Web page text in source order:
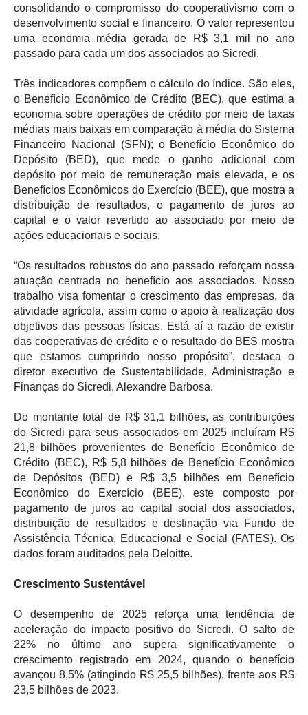
consolidando o compromisso do cooperativismo com o
desenvolvimento social e financeiro. O valor representou
uma economia média gerada de R$ 3,1 mil
no ano
passado para cada um dos associados ao Sicredi.
Três indicadores compõem o cálculo do índice. São eles,
o Benefício Econômico de Crédito (BEC), que estima a
economia sobre operações de crédito por meio de taxas
médias mais baixas em comparação à média do Sistema
Financeiro Nacional (SFN); o Benefício Econômico do
Depósito (BED), que mede o ganho adicional com
depósito por meio de remuneração mais elevada, e os
Benefícios Econômicos do Exercício (BEE), que mostra a
distribuição de resultados, o pagamento de juros ao
capital e o valor revertido ao associado por meio de
ações educacionais e sociais.
“Os resultados robustos do ano passado reforçam nossa
atuação centrada no benefício aos associados. Nosso
trabalho visa fomentar o crescimento das empresas, da
atividade agrícola, assim como o apoio à realização dos
objetivos das pessoas físicas. Está aí a razão de existir
das cooperativas de crédito e o resultado do BES mostra
que estamos cumprindo nosso propósito”, destaca o
diretor executivo de Sustentabilidade, Administração e
Finanças do Sicredi, Alexandre Barbosa.
Do montante total de R$ 31,1 bilhões, as contribuições
do Sicredi para seus associados em 2025 incluíram R$
21,8 bilhões provenientes de Benefício Econômico de
Crédito (BEC), R$ 5,8 bilhões de Benefício Econômico
de Depósitos (BED) e R$ 3,5 bilhões em Benefício
Econômico do Exercício (BEE), este composto por
pagamento de juros ao capital social dos associados,
distribuição de resultados e destinação via Fundo de
Assistência Técnica, Educacional e Social (FATES). Os
dados foram auditados pela Deloitte.
Crescimento Sustentável
O desempenho de 2025 reforça uma tendência de
aceleração do impacto positivo do Sicredi. O salto de
22% no último ano supera significativamente o
crescimento registrado em 2024, quando o benefício
avançou 8,5% (atingindo R$ 25,5 bilhões), frente aos R$
23,5 bilhões de 2023.